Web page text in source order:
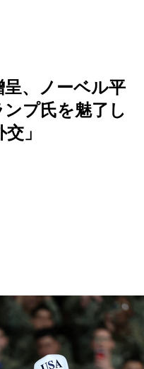
、ノーベル平
プ氏を魅了し
」